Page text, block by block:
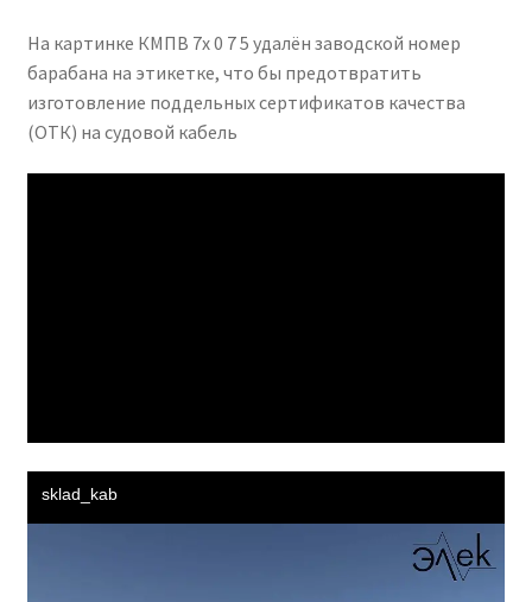
На картинке КМПВ 7х 0 7 5 удалён заводской номер
барабана на этикетке, что бы предотвратить
изготовление поддельных сертификатов качества
(ОТК) на судовой кабель